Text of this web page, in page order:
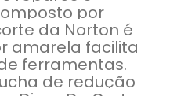
por
da Norton é
amarela facilita
ferramentas.
de redução